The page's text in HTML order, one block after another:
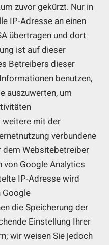
zuvor gekürzt. Nur in
IP-Adresse an einen
übertragen und dort
ist auf dieser
Betreibers dieser
benutzen,
auszuwerten, um
weitere mit der
verbundene
dem Websitebetreiber
von Google Analytics
IP-Adresse wird
Google
die Speicherung der
Einstellung Ihrer
wir weisen Sie jedoch